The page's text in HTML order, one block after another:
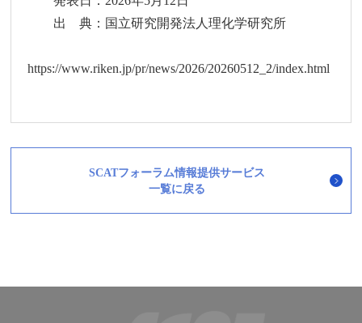
出 典：国立研究開発法人理化学研究所
https://www.riken.jp/pr/news/2026/20260512_2/index.html
SCATフォーラム情報提供サービス
一覧に戻る